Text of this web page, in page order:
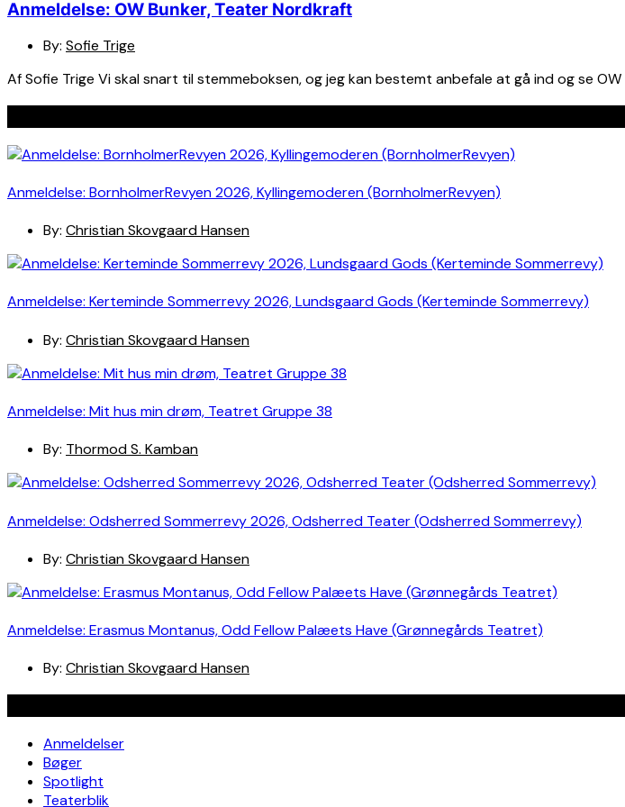
Anmeldelse: OW Bunker, Teater Nordkraft
By: Sofie Trige
Af Sofie Trige Vi skal snart til stemmeboksen, og jeg kan bestemt anbefale at gå ind og se
Anmeldelse: BornholmerRevyen 2026, Kyllingemoderen (BornholmerRevyen)
By: Christian Skovgaard Hansen
Anmeldelse: Kerteminde Sommerrevy 2026, Lundsgaard Gods (Kerteminde Sommerrevy)
By: Christian Skovgaard Hansen
Anmeldelse: Mit hus min drøm, Teatret Gruppe 38
By: Thormod S. Kamban
Anmeldelse: Odsherred Sommerrevy 2026, Odsherred Teater (Odsherred Sommerrevy)
By: Christian Skovgaard Hansen
Anmeldelse: Erasmus Montanus, Odd Fellow Palæets Have (Grønnegårds Teatret)
By: Christian Skovgaard Hansen
Anmeldelser
Bøger
Spotlight
Teaterblik